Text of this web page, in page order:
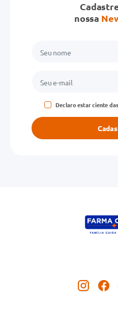
nossa
Declaro estar ciente das